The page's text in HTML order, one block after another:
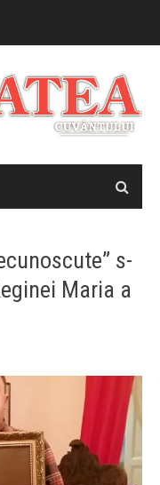
s-
Maria a